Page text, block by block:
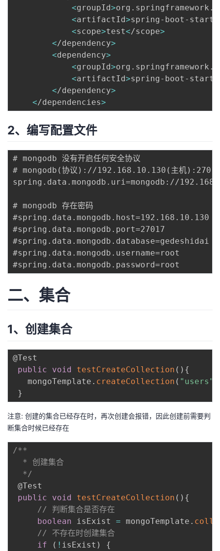
课
的
证
我
实
验
的
收
藏
术
持
云
建
议
<groupId>
<artifactId>spring-boot-
<scope>test</scope>
</dependency>
<dependency>
<groupId>
<artifactId>spring-boot-
</dependency>
</dependencies>
2、编写配置文件
# mongodb 没有开启任何安全协议
# mongodb(协议)://192.168.10.130(主机
spring.data.mongodb.uri=mongodb://
# mongodb 存在密码
#spring.data.mongodb.host=192.168.10.130
#spring.data.mongodb.port=27017
#spring.data.mongodb.database=gedeshidai
#spring.data.mongodb.username=root
二、集合
1、创建集合
@Test
public
void testCreateCollection ( ) {
   mongoTemplate
. createCollection ( "users"
}
注意: 创建的集合已经存在时，再次创建会报错，因此创建前需要判
断集合时候已经存在
/**
  * 创建集合
  */
@Test
public
void testCreateCollection ( ) {
// 判断集合是否存在
boolean isExist = mongoTemplate .
// 不存在时创建集合
if
( ! isExist )
{